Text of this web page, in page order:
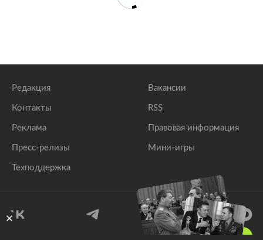
Редакция
Контакты
Реклама
Пресс-релизы
Техподдержка
Вакансии
RSS
Правовая информация
Мини-игры